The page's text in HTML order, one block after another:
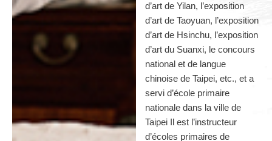
d’art de Yilan, l’exposition
d’art de Taoyuan, l’exposition
d’art de Hsinchu, l’exposition
d’art du Suanxi, le concours
national et de langue
chinoise de Taipei, etc., et a
servi d’école primaire
nationale dans la ville de
Taipei Il est l’instructeur
d’écoles primaires de